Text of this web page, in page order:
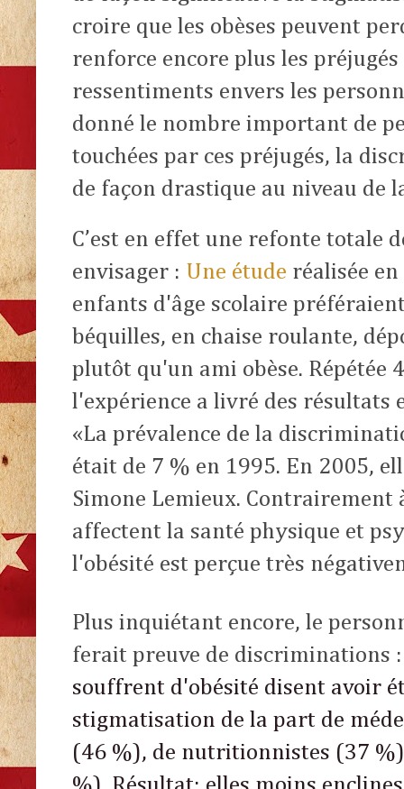
croire que les obèses peuvent
renforce encore plus les
ressentiments envers les
donné le nombre important de
touchées par ces préjugés, la
de façon drastique au niveau de
C’est en effet une refonte totale
envisager : Une étude réalisée
enfants d'âge scolaire
béquilles, en chaise roulante,
plutôt qu'un ami obèse. Répétée
l'expérience a livré des résultats
«La prévalence de la
était de 7 % en 1995. En 2005,
Simone Lemieux.
affectent la santé physique et
l'obésité est perçue très
Plus inquiétant encore, le
ferait preuve de discriminations
souffrent d'obésité disent avoir
stigmatisation de la part de
(46 %), de nutritionnistes (37